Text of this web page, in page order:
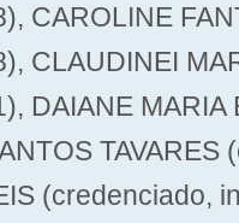
CAROLINE
CLAUDINEI
DAIANE
(credenciado,